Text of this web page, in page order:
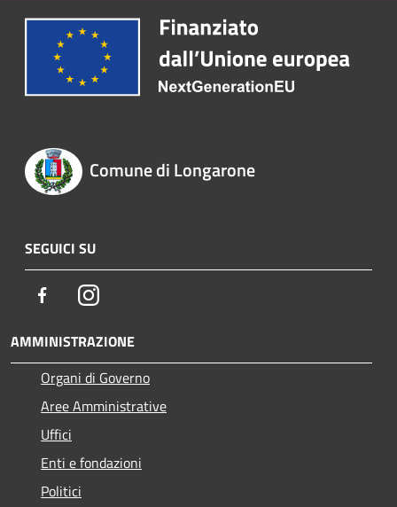
Comune di Longarone
SEGUICI SU
FacebookInstagram
AMMINISTRAZIONE
Organi di Governo
Aree Amministrative
Uffici
Enti e fondazioni
Politici